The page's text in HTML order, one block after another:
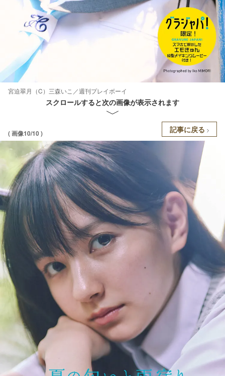
宮迫翠月（C）三森いこ／週刊プレイボーイ
スクロールすると次の画像が表示されます
( 画像10/10 ) 記事に戻る